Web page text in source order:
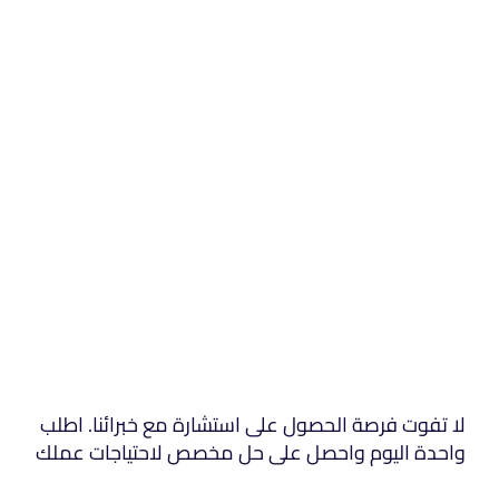
لا تفوت فرصة الحصول على استشارة مع خبرائنا. اطلب
واحدة اليوم واحصل على حل مخصص لاحتياجات عملك